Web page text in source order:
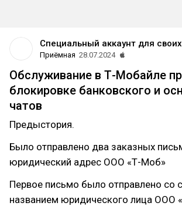
Специальный аккаунт для своих
Приёмная 28.07.2024
Обслуживание в Т-Мобайле
блокировке банковского и
чатов
Предыстория.
Было отправлено два заказных
юридический адрес ООО «Т-Моб»
Первое письмо было отправлено со
названием юридического лица ООО